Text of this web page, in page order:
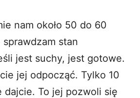
nam około 50 do 60
stan
jest suchy, jest gotowe.
jej odpocząć. Tylko 10
dajcie. To jej pozwoli się